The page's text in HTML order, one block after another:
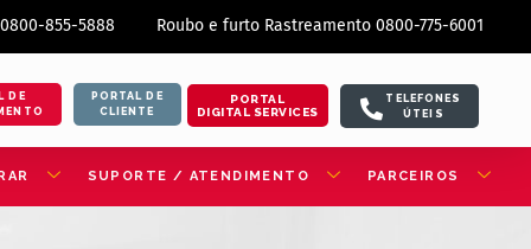
855-5888 Roubo e furto Rastreamento 0800-775-6001
DE
PORTAL DE
CLIENTE
PORTAL
DIGITAL SERVICES
TELEFONES
ÚTEIS
SUPORTE / ATENDIMENTO PARCEIROS